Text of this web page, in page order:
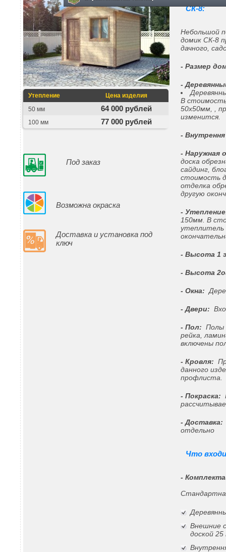
Утепление
Цена изделия
50 мм
64 000 рублей
100 мм 77 000 рублей
Под заказ
Возможна окраска
Доставка и установка под
ключ
СК-8:
Небольшой
домик СК-8
дачного,
- Размер
-
В стоимость
50х50мм, ,
изменится.
-
- Наружная
доска
сайдинг,
стоимость
отделка
другую
-
150мм. В
- Высота 1
- Высота
- Окна:
- Двери:
- Пол: Полы
рейка,
включены
- Кровля:
данного
профлиста.
- Покраска:
- Доставка:
отдельно
Что
-
Внешние
доской